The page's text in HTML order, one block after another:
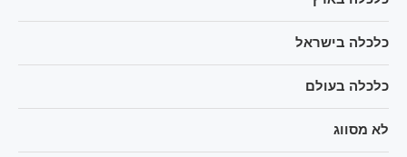
כלכלה בישראל
כלכלה בעולם
לא מסווג